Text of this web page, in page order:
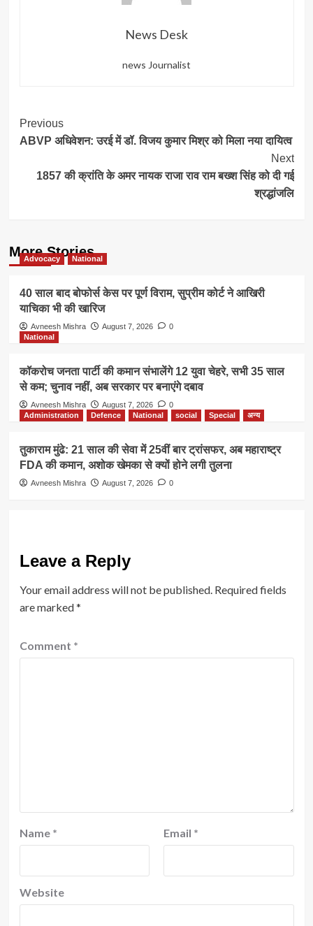
News Desk
news Journalist
Post
Navigation
Previous
ABVP अधिवेशन: उरई में डॉ. विजय कुमार मिश्र को मिला नया दायित्व
Next
1857 की क्रांति के अमर नायक राजा राव राम बख्श सिंह को दी गई
श्रद्धांजलि
More Stories
Advocacy National
40 साल बाद बोफोर्स केस पर पूर्ण विराम, सुप्रीम कोर्ट ने आखिरी
याचिका भी की खारिज
Avneesh Mishra August 7, 2026
0
National
कॉकरोच जनता पार्टी की कमान संभालेंगे 12 युवा चेहरे, सभी 35 साल
से कम; चुनाव नहीं, अब सरकार पर बनाएंगे दबाव
Avneesh Mishra August 7, 2026
0
Administration
Defence National social Special अन्य
तुकाराम मुंढे: 21 साल की सेवा में 25वीं बार ट्रांसफर, अब महाराष्ट्र
FDA की कमान, अशोक खेमका से क्यों होने लगी तुलना
Avneesh Mishra August 7, 2026 0
Leave a Reply
Your email address will not be published. Required fields
are marked*
Comment *
Name * Email *
Website